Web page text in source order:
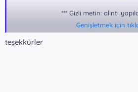
*** Gizli metin: alıntı
Genişletmek için
teşekkürler